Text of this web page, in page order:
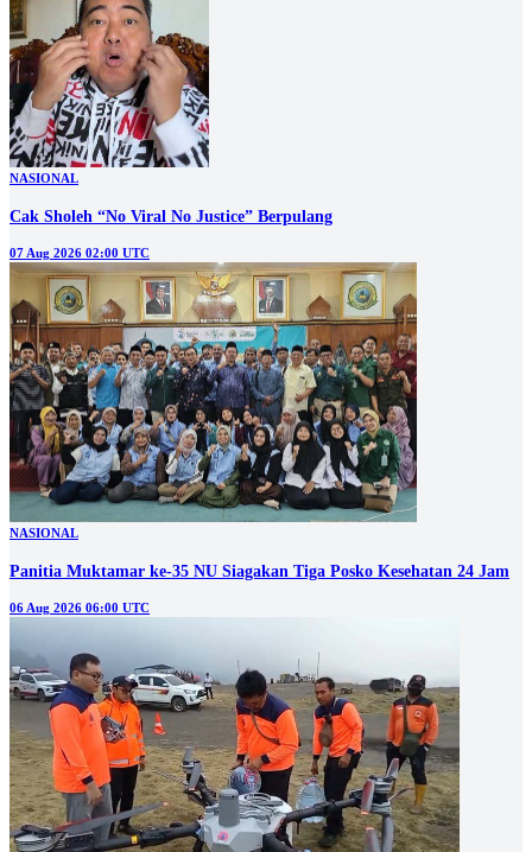
NASIONAL
Cak Sholeh “No Viral No Justice” Berpulang
07 Aug 2026 02:00 UTC
NASIONAL
Panitia Muktamar ke-35 NU Siagakan Tiga Posko Kesehatan 24 Jam
06 Aug 2026 06:00 UTC